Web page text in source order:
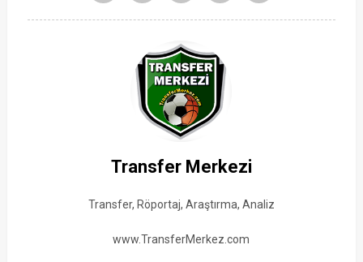
Transfer Merkezi
Transfer, Röportaj, Araştırma, Analiz
www.TransferMerkez.com